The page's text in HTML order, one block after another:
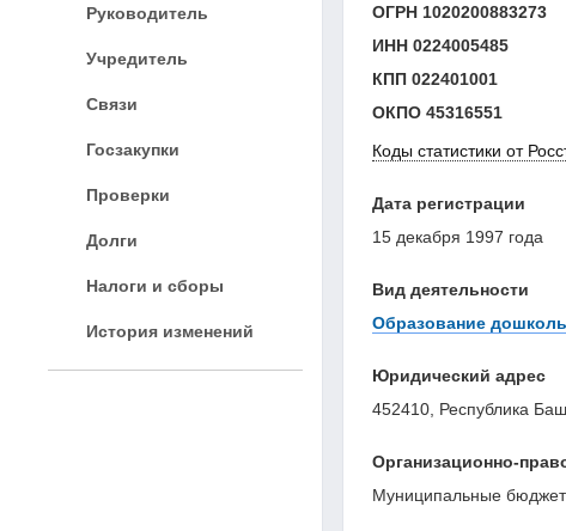
Руководитель
Учредитель
Связи
Госзакупки
Проверки
Долги
Налоги и сборы
История изменений
ОГРН 1020200883273
ИНН 0224005485
КПП 022401001
ОКПО 45316551
Коды статистики от
Дата регистрации
15 декабря 1997 года
Вид деятельности
Образование
Юридический адрес
452410, Республика
Организационно-
Муниципальные